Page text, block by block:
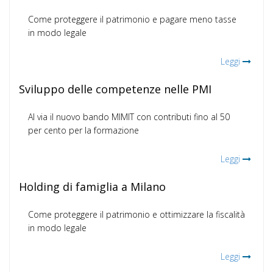
Come proteggere il patrimonio e pagare meno tasse
in modo legale
Leggi
Sviluppo delle competenze nelle PMI
Al via il nuovo bando MIMIT con contributi fino al 50
per cento per la formazione
Leggi
Holding di famiglia a Milano
Come proteggere il patrimonio e ottimizzare la fiscalità
in modo legale
Leggi